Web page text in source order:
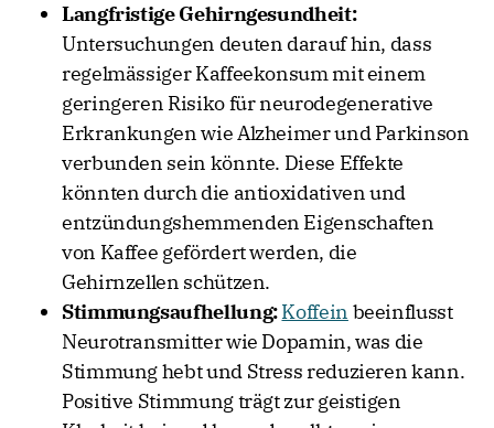
Langfristige Gehirngesundheit:
Untersuchungen deuten darauf hin, dass
regelmässiger Kaffeekonsum mit einem
geringeren Risiko für neurodegenerative
Erkrankungen wie Alzheimer und Parkinson
verbunden sein könnte. Diese Effekte
könnten durch die antioxidativen und
entzündungshemmenden Eigenschaften
von Kaffee gefördert werden, die
Gehirnzellen schützen.
Stimmungsaufhellung:Koffein beeinflusst
Neurotransmitter wie Dopamin, was die
Stimmung hebt und Stress reduzieren kann.
Positive Stimmung trägt zur geistigen